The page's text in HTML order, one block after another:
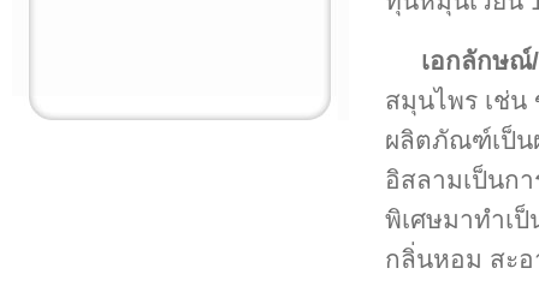
เอกลักษ
สมุนไพร เช่
ผลิตภัณฑ์เป็น
อิสลามเป็นก
พิเศษมาทำเ
กลิ่นหอม สะ